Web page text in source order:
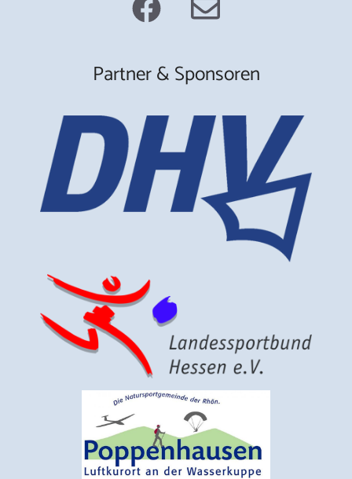
Partner & Sponsoren